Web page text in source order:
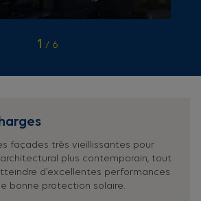
1 / 6
façades très vieillissantes pour
plus contemporain, tout
d’excellentes performances
bonne protection solaire.